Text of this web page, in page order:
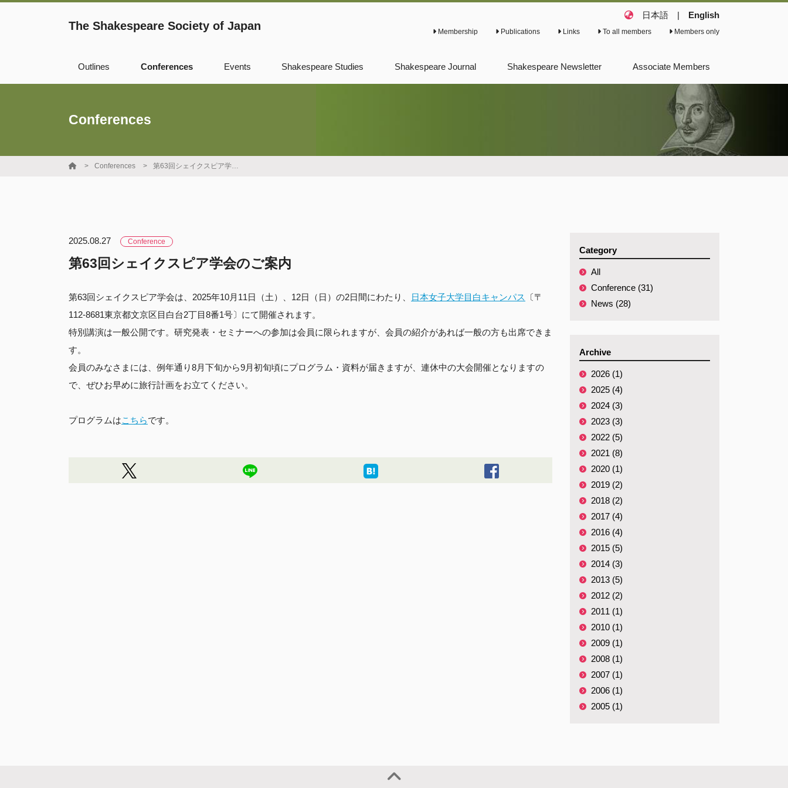
The Shakespeare Society of Japan Membership Publications Links To all members Members only
日本語 | English
Outlines
Records
Conferences Events Shakespeare Studies
Previous Shakespeare
Shakespeare Journal
Previous Shakespeare
Shakespeare Newsletter
Previous Shakespeare
Associate Members
Conferences
Conferences 第63回シェイクスピア学会のご案内
2025.08.27 Conference
第63回シェイクスピア学会のご案内
第63回シェイクスピア学会は、2025年10月11日（土）、12日（日）の2日間にわたり、 日本女子大学目白キャンパス
〔〒
112-8681東京都文京区目白台2丁目8番1号〕にて開催されます。
特別講演は一般公開です。研究発表・セミナーへの参加は会員に限られますが、会員の紹介があれば一般の方も出席できま
す。
会員のみなさまには、例年通り8月下旬から9月初旬頃にプログラム・資料が届きますが、連休中の大会開催となりますの
で、ぜひお早めに旅行計画をお立てください。
プログラムはこちらです。
Category
All
Conference (31)
News (28)
Archive
2026 (1)
2025 (4)
2024 (3)
2023 (3)
2022 (5)
2021 (8)
2020 (1)
2019 (2)
2018 (2)
2017 (4)
2016 (4)
2015 (5)
2014 (3)
2013 (5)
2012 (2)
2011 (1)
2010 (1)
2009 (1)
2008 (1)
2007 (1)
2006 (1)
2005 (1)